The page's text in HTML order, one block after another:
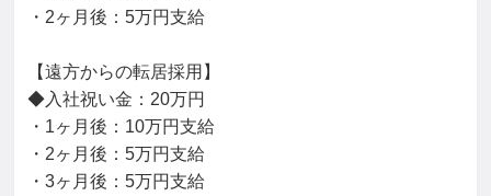
・2ヶ月後：5万円支給
【遠方からの転居採用】
◆入社祝い金：20万円
・1ヶ月後：10万円支給
・2ヶ月後：5万円支給
・3ヶ月後：5万円支給